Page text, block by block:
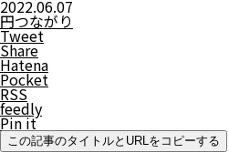
2022.06.07
円つながり
Tweet
Share
Hatena
Pocket
RSS
feedly
Pin it
この記事のタイトルとURLをコピーする